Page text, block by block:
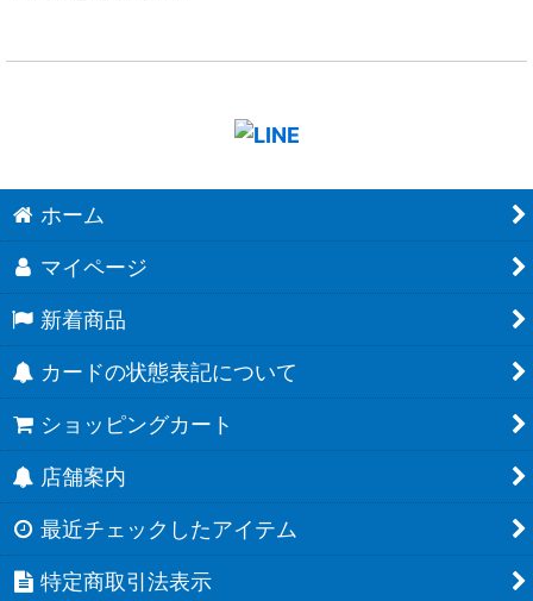
ホーム
マイページ
新着商品
カードの状態表記について
ショッピングカート
店舗案内
最近チェックしたアイテム
特定商取引法表示